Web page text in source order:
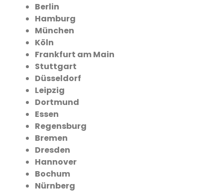
Berlin
Hamburg
München
Köln
Frankfurt am Main
Stuttgart
Düsseldorf
Leipzig
Dortmund
Essen
Regensburg
Bremen
Dresden
Hannover
Bochum
Nürnberg